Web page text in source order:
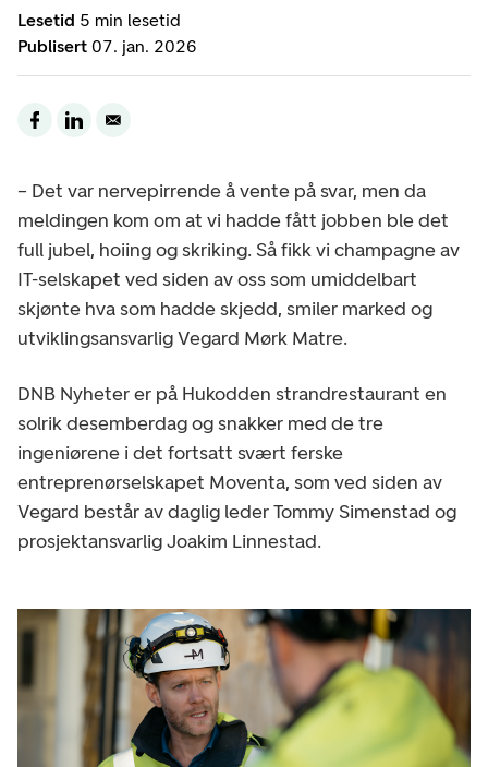
Lesetid 5 min lesetid
Publisert 07. jan. 2026
– Det var nervepirrende å vente på svar, men da
meldingen kom om at vi hadde fått jobben ble det
full jubel, hoiing og skriking. Så fikk vi champagne av
IT-selskapet ved siden av oss som umiddelbart
skjønte hva som hadde skjedd, smiler marked og
utviklingsansvarlig Vegard Mørk Matre.
DNB Nyheter er på Hukodden strandrestaurant en
solrik desemberdag og snakker med de tre
ingeniørene i det fortsatt svært ferske
entreprenørselskapet Moventa, som ved siden av
Vegard består av daglig leder Tommy Simenstad og
prosjektansvarlig Joakim Linnestad.